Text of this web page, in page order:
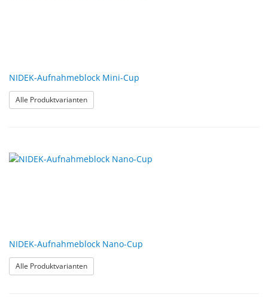
NIDEK-Aufnahmeblock Mini-Cup
Alle Produktvarianten: NIDEK-Aufnahmeblock Mini-Cup
NIDEK-Aufnahmeblock Nano-Cup
Alle Produktvarianten: NIDEK-Aufnahmeblock Nano-Cup